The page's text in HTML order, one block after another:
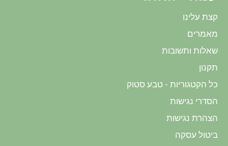
קצת עלינו
מאמרים
שאלות ותשובות
תקנון
כל הקטגוריות - טבע סטוק
הסדרי נגישות
הצהרת נגישות
ביטול עסקה